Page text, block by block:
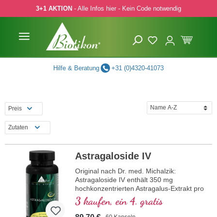
Hauptinhalt springen
Zur Suche springen
Zur Hauptnavigation springen
3+1 AKTION - Alle Infos hier - Kein Code notwendig
Hilfe & Beratung +31 (0)4320-41073
Preis
Zutaten
Astragaloside IV
Original nach Dr. med. Michalzik:
Astragaloside IV enthält 350 mg
hochkonzentrierten Astragalus-Extrakt pro
Tagesdosis (1 Kapsel), davon 50 mg
reines Astragalosid IV. Dieser 50-fach
konzentrierte Extrakt wird aus Astragalus
3 kaufen, ein 4. gratis